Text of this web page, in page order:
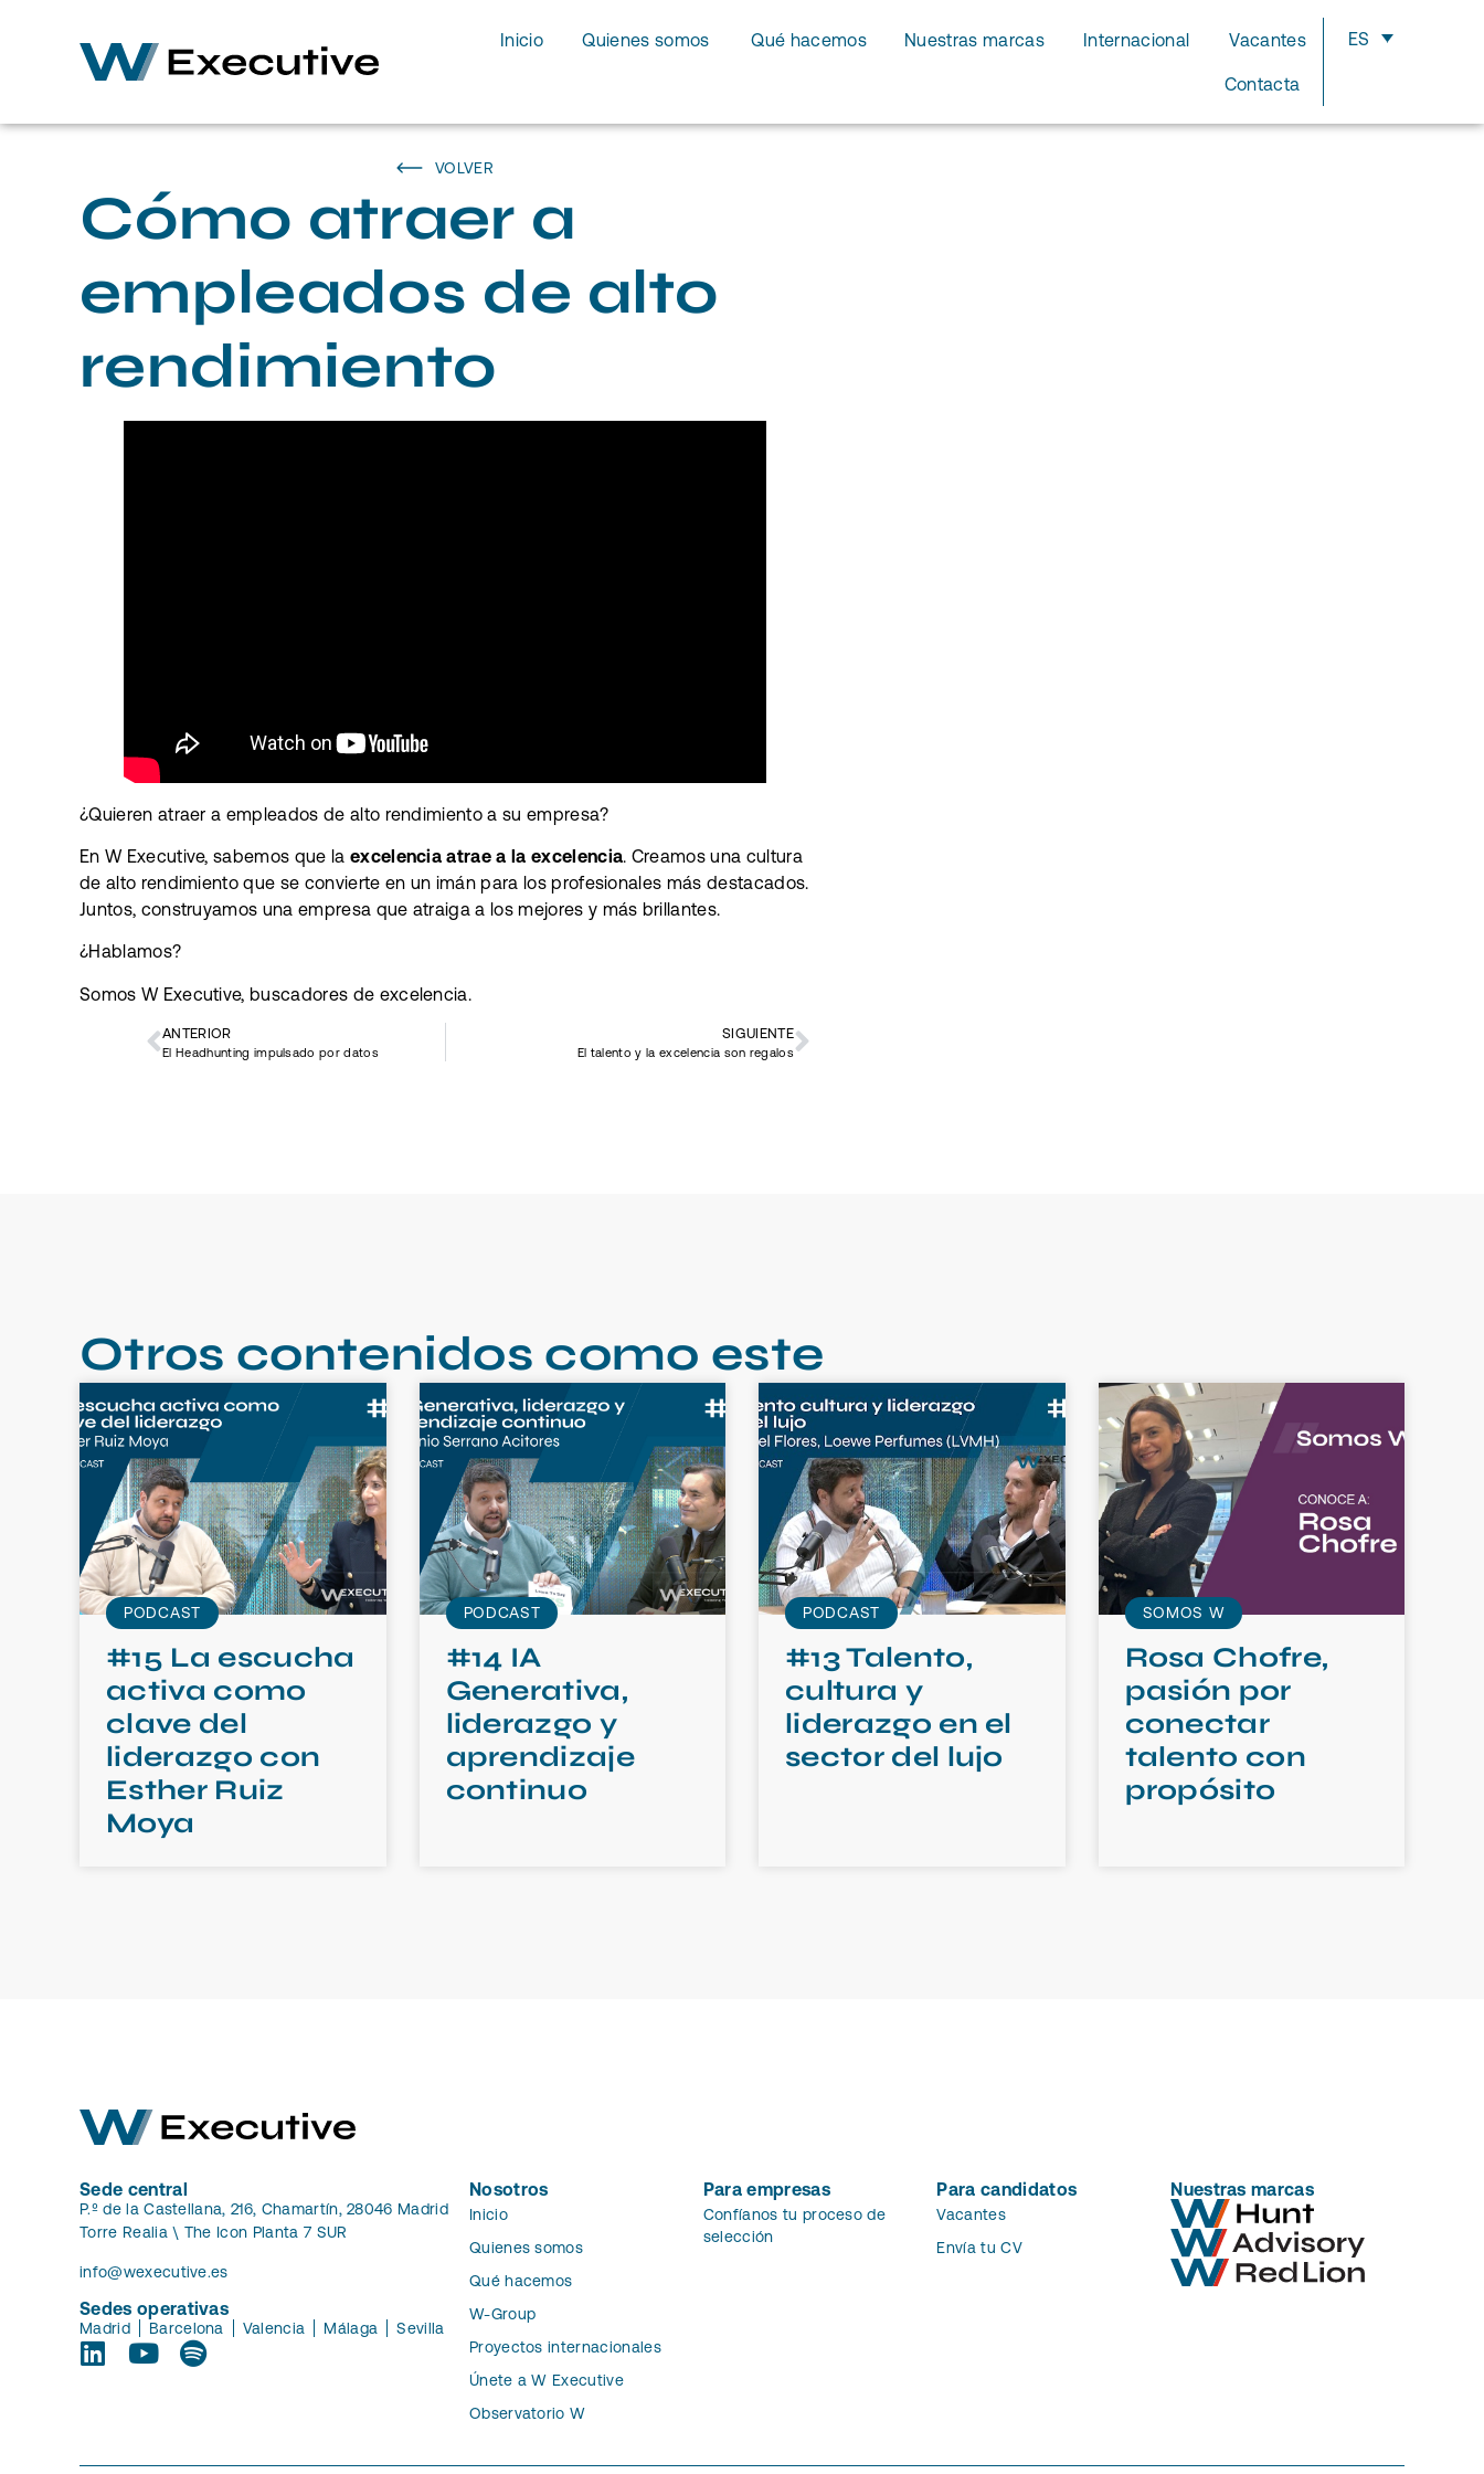
Inicio Quienes somos Qué hacemos Nuestras marcas Internacional Vacantes
Contacta
ES
VOLVER
Cómo atraer a
empleados de alto
rendimiento
¿Quieren atraer a empleados de alto rendimiento a su empresa?
En W Executive, sabemos que la excelencia atrae a la excelencia. Creamos una cultura
de alto rendimiento que se convierte en un imán para los profesionales más destacados.
Juntos, construyamos una empresa que atraiga a los mejores y más brillantes.
¿Hablamos?
Somos W Executive, buscadores de excelencia.
ANTERIOR
El Headhunting impulsado por datos
SIGUIENTE
El talento y la excelencia son regalos
Otros contenidos como este
PODCAST
#15 La escucha
activa como
clave del
liderazgo con
Esther Ruiz
Moya
PODCAST
#14 IA
Generativa,
liderazgo y
aprendizaje
continuo
PODCAST
#13 Talento,
cultura y
liderazgo en el
sector del lujo
SOMOS W
Rosa Chofre,
pasión por
conectar
talento con
propósito
Sede central
P.º de la Castellana, 216, Chamartín, 28046 Madrid
Torre Realia \ The Icon Planta 7 SUR
info@wexecutive.es
Sedes operativas
Madrid Barcelona Valencia Málaga Sevilla
Nosotros
Inicio
Quienes somos
Qué hacemos
W-Group
Proyectos internacionales
Únete a W Executive
Observatorio W
Para empresas
Confíanos tu proceso de
selección
Para candidatos
Vacantes
Envía tu CV
Nuestras marcas